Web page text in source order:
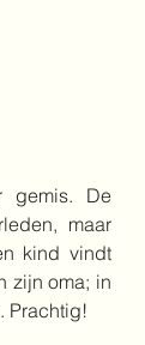
gemis. De
maar
kind vindt
zijn oma; in
Prachtig!